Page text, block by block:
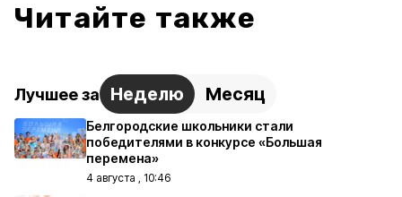
Читайте также
Лучшее за Неделю Месяц
Белгородские школьники стали
победителями в конкурсе «Большая
перемена»
4 августа , 10:46